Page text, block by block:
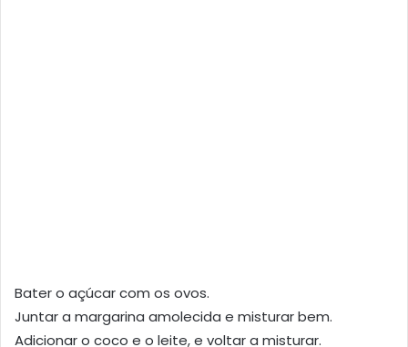
Bater o açúcar com os ovos.
Juntar a margarina amolecida e misturar bem.
Adicionar o coco e o leite, e voltar a misturar.